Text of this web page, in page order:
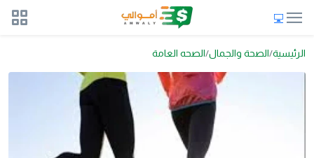
الرئيسية الصحة والجمال الصحه العامة